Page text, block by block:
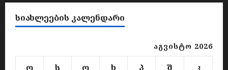
ᲡᲘᲐᲮᲚᲔᲔᲑᲘᲡ ᲙᲐᲚᲔᲜᲓᲐᲠᲘ
აგვისტო 2026
ო ს ო ხ პ შ
კ